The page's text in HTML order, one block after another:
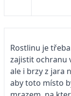
Rostlinu je
zajistit ochranu
ale i brzy z jara
aby toto místo